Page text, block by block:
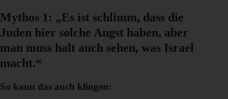
Mythos 1: „Es ist schlimm, dass die
Juden hier solche Angst haben, aber
man muss halt auch sehen, was Israel
macht.“
So kann das auch klingen: